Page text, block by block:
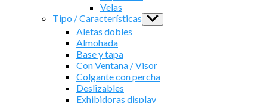
Velas
Tipo / Características Show
sub
Aletas dobles
Almohada
Base y tapa
Con Ventana / Visor
Colgante con percha
Deslizables
Exhibidoras display